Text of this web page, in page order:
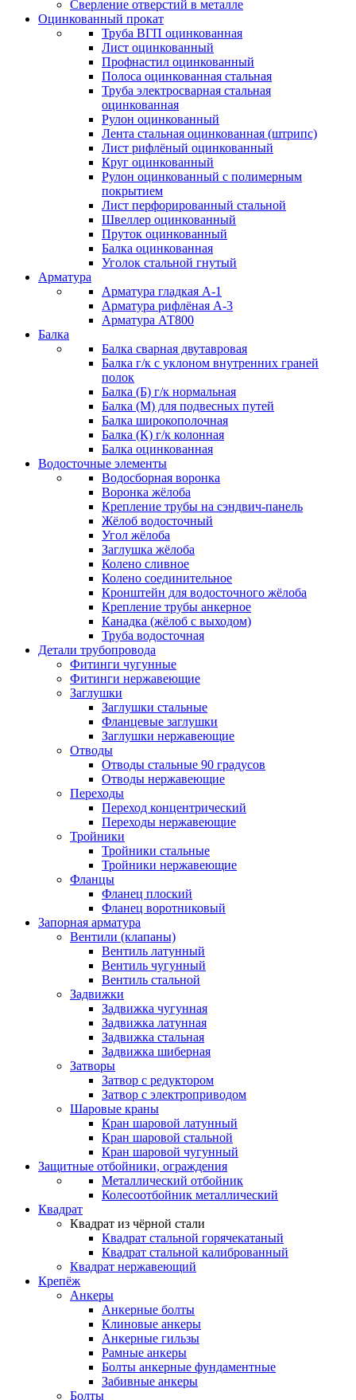
Сверление отверстий в металле
Оцинкованный прокат
Труба ВГП оцинкованная
Лист оцинкованный
Профнастил оцинкованный
Полоса оцинкованная стальная
Труба электросварная стальная
оцинкованная
Рулон оцинкованный
Лента стальная оцинкованная (штрипс)
Лист рифлёный оцинкованный
Круг оцинкованный
Рулон оцинкованный с полимерным
покрытием
Лист перфорированный стальной
Швеллер оцинкованный
Пруток оцинкованный
Балка оцинкованная
Уголок стальной гнутый
Арматура
Арматура гладкая А-1
Арматура рифлёная А-3
Арматура АТ800
Балка
Балка сварная двутавровая
Балка г/к с уклоном внутренних граней
полок
Балка (Б) г/к нормальная
Балка (М) для подвесных путей
Балка широкополочная
Балка (К) г/к колонная
Балка оцинкованная
Водосточные элементы
Водосборная воронка
Воронка жёлоба
Крепление трубы на сэндвич-панель
Жёлоб водосточный
Угол жёлоба
Заглушка жёлоба
Колено сливное
Колено соединительное
Кронштейн для водосточного жёлоба
Крепление трубы анкерное
Канадка (жёлоб с выходом)
Труба водосточная
Детали трубопровода
Фитинги чугунные
Фитинги нержавеющие
Заглушки
Заглушки стальные
Фланцевые заглушки
Заглушки нержавеющие
Отводы
Отводы стальные 90 градусов
Отводы нержавеющие
Переходы
Переход концентрический
Переходы нержавеющие
Тройники
Тройники стальные
Тройники нержавеющие
Фланцы
Фланец плоский
Фланец воротниковый
Запорная арматура
Вентили (клапаны)
Вентиль латунный
Вентиль чугунный
Вентиль стальной
Задвижки
Задвижка чугунная
Задвижка латунная
Задвижка стальная
Задвижка шиберная
Затворы
Затвор с редуктором
Затвор с электроприводом
Шаровые краны
Кран шаровой латунный
Кран шаровой стальной
Кран шаровой чугунный
Защитные отбойники, ограждения
Металлический отбойник
Колесоотбойник металлический
Квадрат
Квадрат из чёрной стали
Квадрат стальной горячекатаный
Квадрат стальной калиброванный
Квадрат нержавеющий
Крепёж
Анкеры
Анкерные болты
Клиновые анкеры
Анкерные гильзы
Рамные анкеры
Болты анкерные фундаментные
Забивные анкеры
Болты